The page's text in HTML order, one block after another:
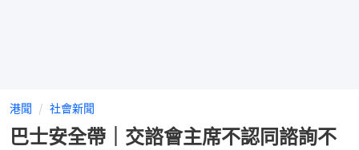
港聞 社會新聞
巴士安全帶｜交諮會主席不認同諮詢不